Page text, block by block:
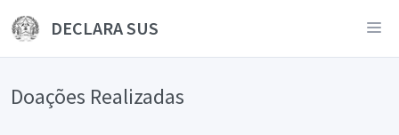
DECLARA SUS
Doações Realizadas